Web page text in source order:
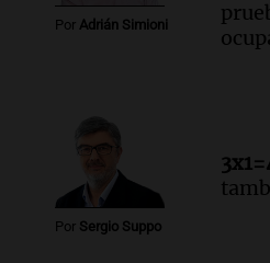
Episodios
Luis Juez
Informados al regreso
Episodios
Por Adrián Simioni
Por Sergio Suppo